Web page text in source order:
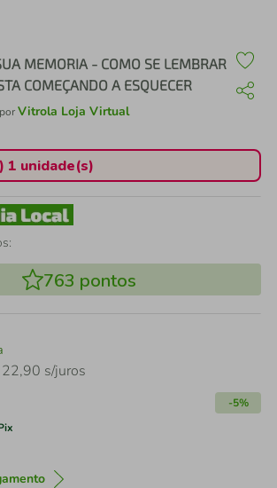
MEMORIA - COMO SE LEMBRAR
COMEÇANDO A ESQUECER
Vitrola Loja Virtual
1 unidade(s)
763 pontos
22,90 s/juros
-5%